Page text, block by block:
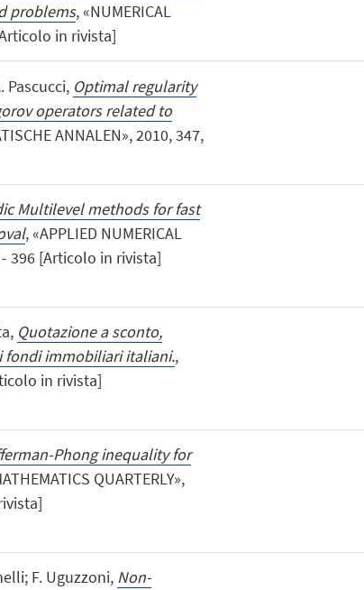
problems, «NUMERICAL
in rivista]
Pascucci, Optimal regularity
operators related to
ANNALEN», 2010, 347,
Multilevel methods for fast
, «APPLIED NUMERICAL
- 396 [Articolo in rivista]
Quotazione a sconto,
fondi immobiliari italiani.,
in rivista]
Phong inequality for
QUARTERLY»,
F. Uguzzoni, Non-